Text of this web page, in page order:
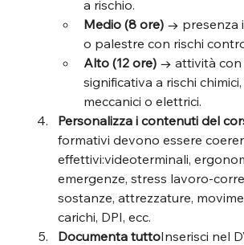
a rischio.
Medio (8 ore) → presenza
o palestre con rischi
Alto (12 ore) → attività con
significativa a rischi
meccanici o elettrici.
Personalizza i contenuti del
formativi devono essere
effettivi:videoterminali,
emergenze, stress lavoro-
sostanze, attrezzature,
carichi, DPI, ecc.
Documenta tuttoInserisci nel